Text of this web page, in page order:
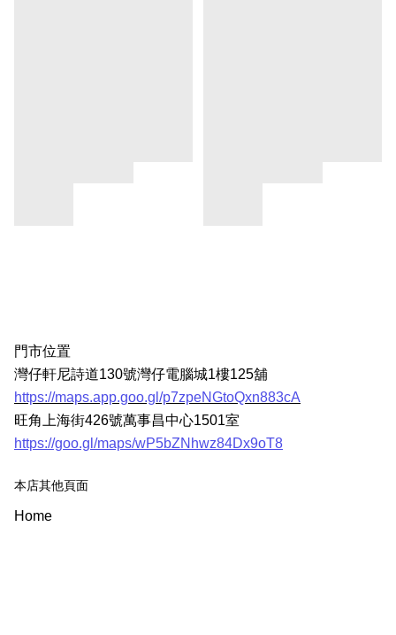
門市位置
灣仔軒尼詩道130號灣仔電腦城1樓125舖
https://maps.app.goo.gl/p7zpeNGtoQxn883cA
旺角上海街426號萬事昌中心1501室
https://goo.gl/maps/wP5bZNhwz84Dx9oT8
本店其他頁面
Home